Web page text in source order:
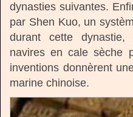
dynasties suivantes.
par Shen Kuo, un
durant cette dynastie,
navires en cale sèche
inventions donnèrent
marine chinoise.